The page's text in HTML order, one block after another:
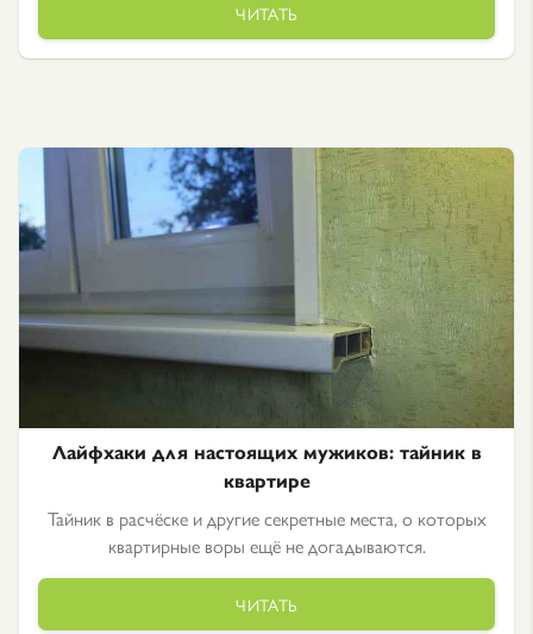
ЧИТАТЬ
Лайфхаки для настоящих мужиков: тайник в
квартире
Тайник в расчёске и другие секретные места, о которых
квартирные воры ещё не догадываются.
ЧИТАТЬ